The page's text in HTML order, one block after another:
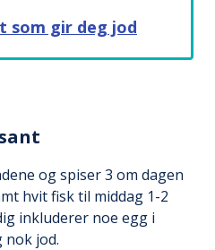
som gir deg jod
og spiser 3 om dagen
hvit fisk til middag 1-2
inkluderer noe egg i
nok jod.